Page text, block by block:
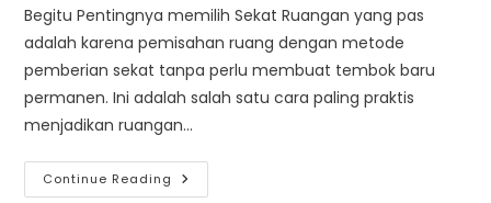
Begitu Pentingnya memilih Sekat Ruangan yang pas
adalah karena pemisahan ruang dengan metode
pemberian sekat tanpa perlu membuat tembok baru
permanen. Ini adalah salah satu cara paling praktis
menjadikan ruangan…
Continue Reading Pentingnya
Sekat